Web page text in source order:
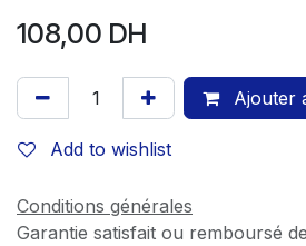
108,00 DH
Ajouter
Add to wishlist
Conditions générales
Garantie satisfait ou remboursé